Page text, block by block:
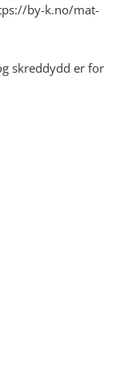
by-k.no/mat-
skreddydd er for